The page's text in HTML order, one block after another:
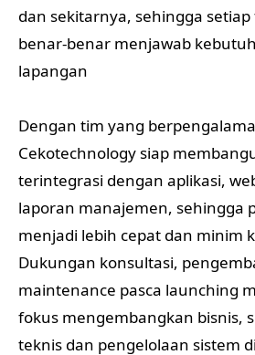
dan sekitarnya, sehingga
benar-benar menjawab
lapangan
Dengan tim yang
Cekotechnology siap
terintegrasi dengan aplikasi,
laporan manajemen, sehingga
menjadi lebih cepat dan minim
Dukungan konsultasi,
maintenance pasca launching
fokus mengembangkan bisnis,
teknis dan pengelolaan sistem